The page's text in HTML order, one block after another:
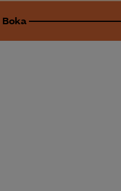
Logga in på
Sök på almega.se
Boka